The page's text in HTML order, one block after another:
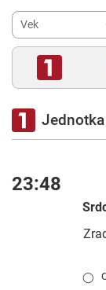
Vek
Jednotka
23:48
◯